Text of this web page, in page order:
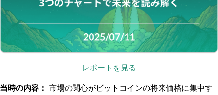
レポートを見る
当時の内容： 市場の関心がビットコインの将来価格に集中す